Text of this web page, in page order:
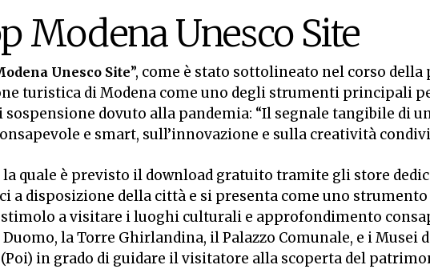
Modena Unesco Site
Unesco Site”, come è stato sottolineato nel corso
turistica di Modena come uno degli strumenti principali
sospensione dovuto alla pandemia: “Il segnale tangibile di
e smart, sull’innovazione e sulla creatività
la quale è previsto il download gratuito tramite gli store
a disposizione della città e si presenta come uno
a visitare i luoghi culturali e approfondimento
Duomo, la Torre Ghirlandina, il Palazzo Comunale, e i
in grado di guidare il visitatore alla scoperta del